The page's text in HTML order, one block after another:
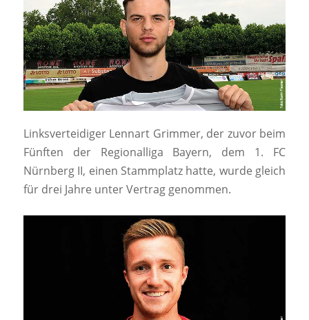
Linksverteidiger Lennart Grimmer, der zuvor beim
Fünften der Regionalliga Bayern, dem 1. FC
Nürnberg II, einen Stammplatz hatte, wurde gleich
für drei Jahre unter Vertrag genommen.